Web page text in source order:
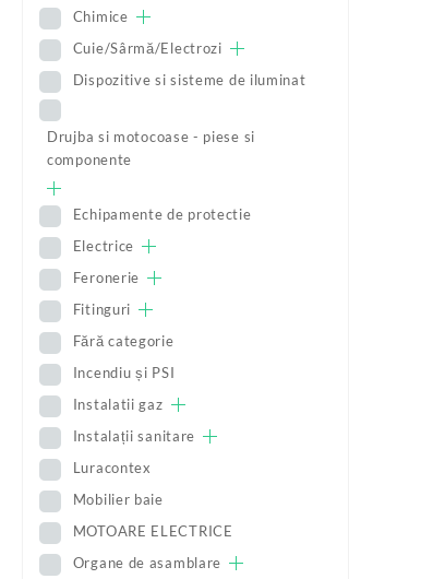
Chimice
Cuie/Sârmă/Electrozi
Dispozitive si sisteme de iluminat
Drujba si motocoase - piese si
componente
Echipamente de protectie
Electrice
Feronerie
Fitinguri
Fără categorie
Incendiu și PSI
Instalatii gaz
Instalații sanitare
Luracontex
Mobilier baie
MOTOARE ELECTRICE
Organe de asamblare